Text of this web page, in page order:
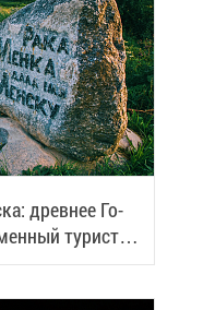
древ­нее Го­
ту­ри­сти­